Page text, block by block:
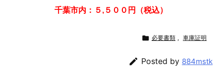
千葉市内：５,５００円（税込）
 必要書類 , 車庫証明
 Posted by 884mstk